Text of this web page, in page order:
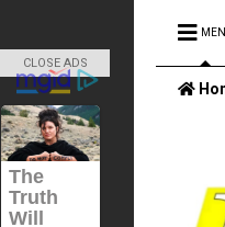
CLOSE ADS